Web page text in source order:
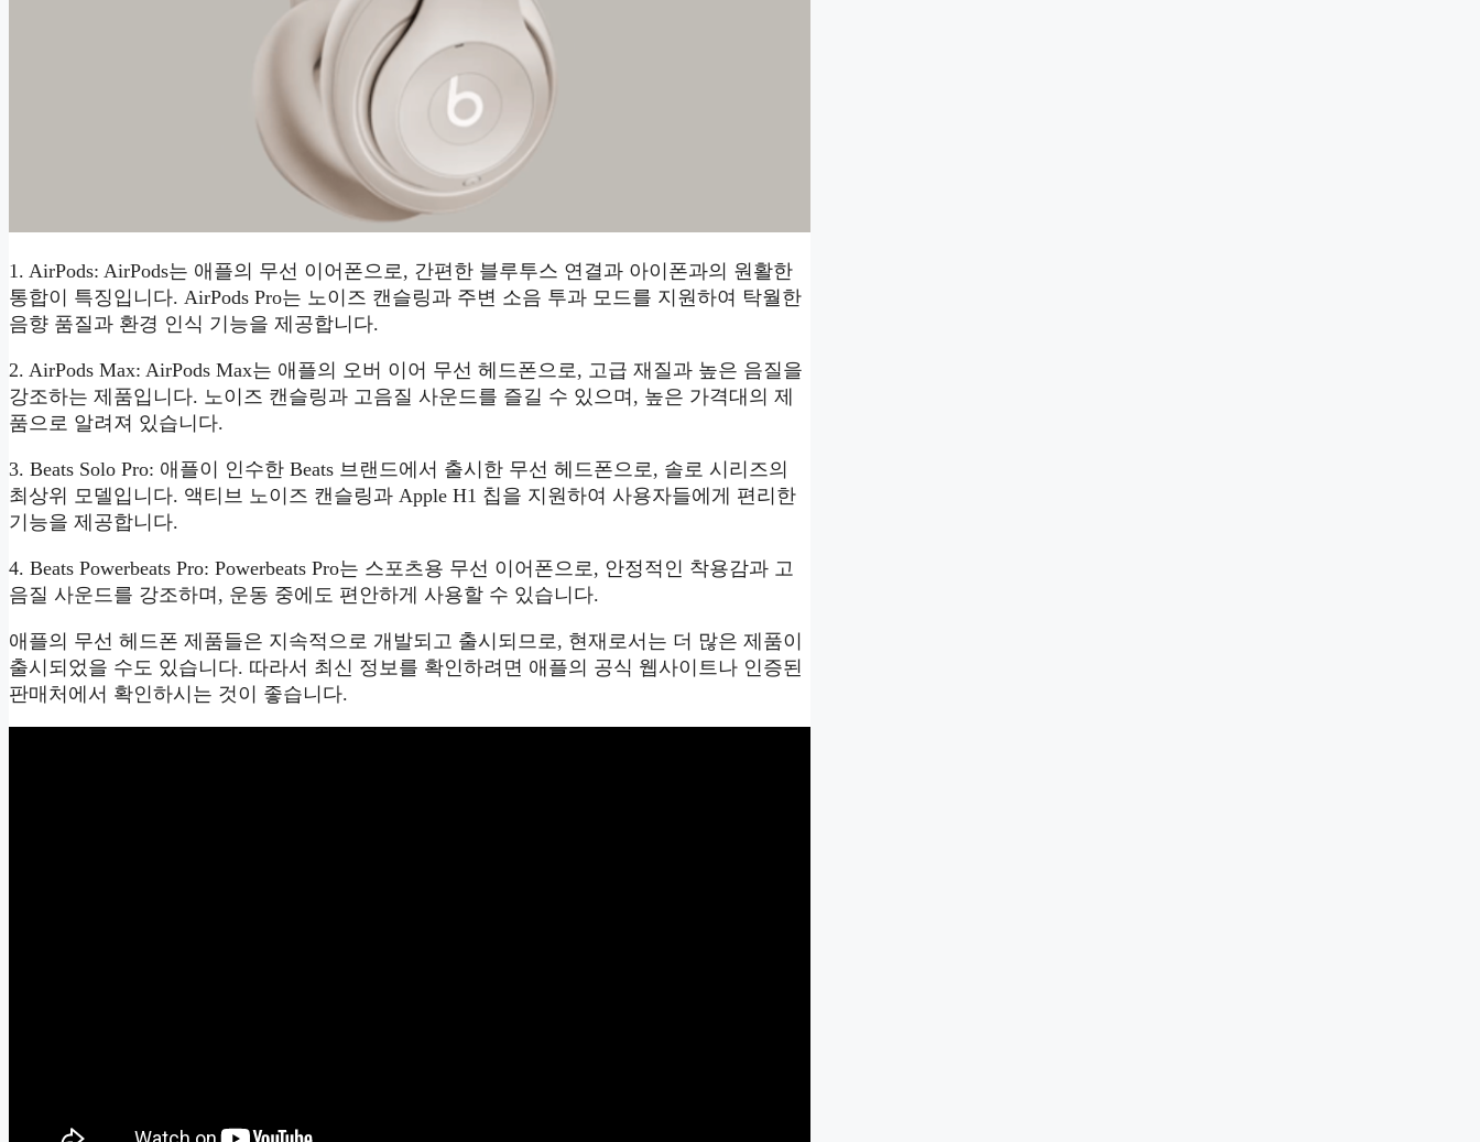
1. AirPods: AirPods는 애플의 무선 이어폰으로, 간편한 블루투스 연결과 아이폰과의 원활한
통합이 특징입니다. AirPods Pro는 노이즈 캔슬링과 주변 소음 투과 모드를 지원하여 탁월한
음향 품질과 환경 인식 기능을 제공합니다.
2. AirPods Max: AirPods Max는 애플의 오버 이어 무선 헤드폰으로, 고급 재질과 높은 음질을
강조하는 제품입니다. 노이즈 캔슬링과 고음질 사운드를 즐길 수 있으며, 높은 가격대의 제
품으로 알려져 있습니다.
3. Beats Solo Pro: 애플이 인수한 Beats 브랜드에서 출시한 무선 헤드폰으로, 솔로 시리즈의
최상위 모델입니다. 액티브 노이즈 캔슬링과 Apple H1 칩을 지원하여 사용자들에게 편리한
기능을 제공합니다.
4. Beats Powerbeats Pro: Powerbeats Pro는 스포츠용 무선 이어폰으로, 안정적인 착용감과 고
음질 사운드를 강조하며, 운동 중에도 편안하게 사용할 수 있습니다.
애플의 무선 헤드폰 제품들은 지속적으로 개발되고 출시되므로, 현재로서는 더 많은 제품이
출시되었을 수도 있습니다. 따라서 최신 정보를 확인하려면 애플의 공식 웹사이트나 인증된
판매처에서 확인하시는 것이 좋습니다.